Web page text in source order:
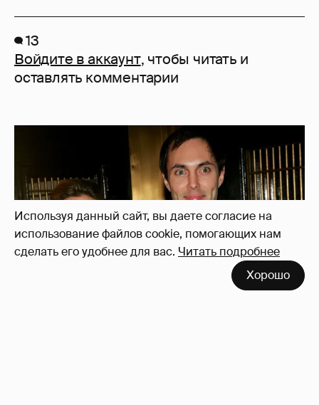
Используя данный сайт, вы даете согласие на
использование файлов cookie, помогающих нам
сделать его удобнее для вас. Читать подробнее
Хорошо
13
Войдите в аккаунт, чтобы читать и
оставлять комментарии